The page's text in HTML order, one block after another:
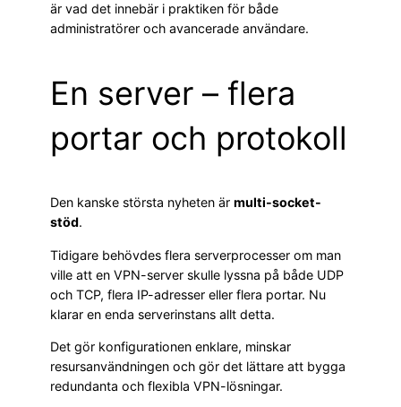
är vad det innebär i praktiken för både
administratörer och avancerade användare.
En server – flera
portar och protokoll
Den kanske största nyheten är multi-socket-
stöd.
Tidigare behövdes flera serverprocesser om man
ville att en VPN-server skulle lyssna på både UDP
och TCP, flera IP-adresser eller flera portar. Nu
klarar en enda serverinstans allt detta.
Det gör konfigurationen enklare, minskar
resursanvändningen och gör det lättare att bygga
redundanta och flexibla VPN-lösningar.